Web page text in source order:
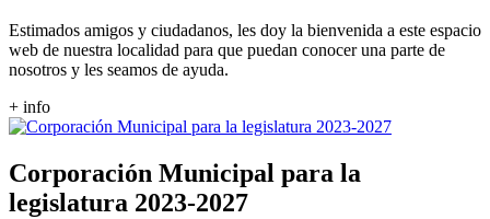
Estimados amigos y ciudadanos, les doy la bienvenida a este espacio
web de nuestra localidad para que puedan conocer una parte de
nosotros y les seamos de ayuda.
+ info
Corporación Municipal para la
legislatura 2023-2027